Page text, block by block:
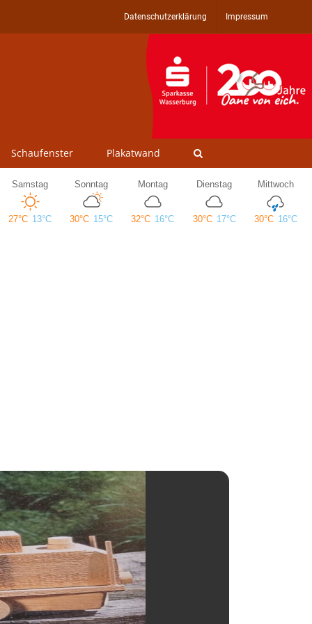
Datenschutzerklärung Impressum
Schaufenster Plakatwand